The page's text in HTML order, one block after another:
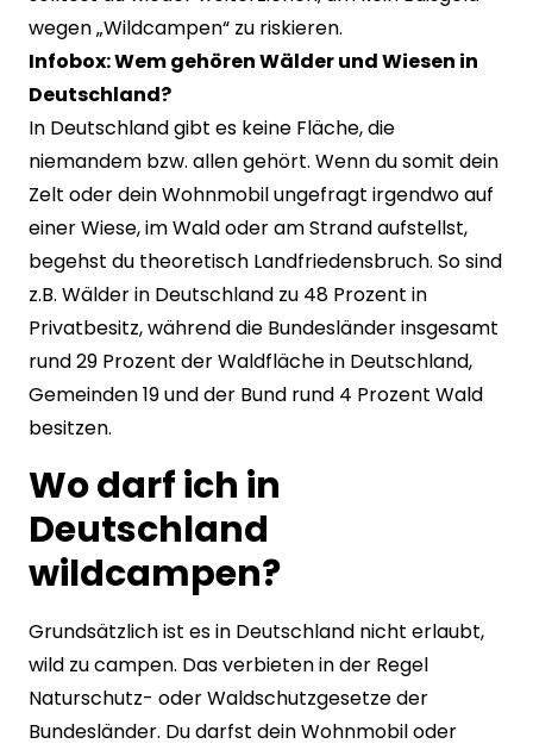
wegen „Wildcampen“ zu riskieren.
Infobox: Wem gehören Wälder und Wiesen in
Deutschland?
In Deutschland gibt es keine Fläche, die
niemandem bzw. allen gehört. Wenn du somit dein
Zelt oder dein Wohnmobil ungefragt irgendwo auf
einer Wiese, im Wald oder am Strand aufstellst,
begehst du theoretisch Landfriedensbruch. So sind
z.B. Wälder in Deutschland zu 48 Prozent in
Privatbesitz, während die Bundesländer insgesamt
rund 29 Prozent der Waldfläche in Deutschland,
Gemeinden 19 und der Bund rund 4 Prozent Wald
besitzen.
Wo darf ich in
Deutschland
wildcampen?
Grundsätzlich ist es in Deutschland nicht erlaubt,
wild zu campen. Das verbieten in der Regel
Naturschutz- oder Waldschutzgesetze der
Bundesländer. Du darfst dein Wohnmobil oder